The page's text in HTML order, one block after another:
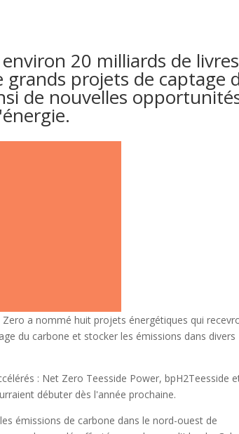
20 milliards de livres
projets de captage
de nouvelles
a nommé huit projets énergétiques qui
du carbone et stocker les émissions dans divers
: Net Zero Teesside Power, bpH2Teesside
débuter dès l'année prochaine.
émissions de carbone dans le nord-ouest de